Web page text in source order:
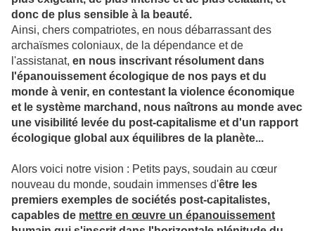
donc de plus sensible à la beauté.
Ainsi, chers compatriotes, en nous débarrassant des
archaïsmes coloniaux, de la dépendance et de
l'assistanat, en nous inscrivant résolument dans
l'épanouissement écologique de nos pays et du
monde à venir, en contestant la violence économique
et le système marchand, nous naîtrons au monde avec
une visibilité levée du post-capitalisme et d'un rapport
écologique global aux équilibres de la planète...
Alors voici notre vision : Petits pays, soudain au cœur
nouveau du monde, soudain immenses d'être les
premiers exemples de sociétés post-capitalistes,
capables de mettre en œuvre un épanouissement